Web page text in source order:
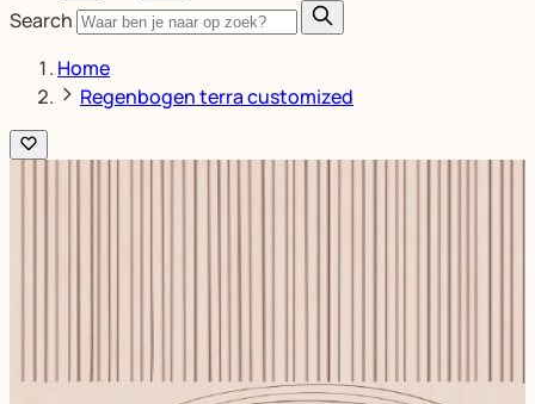
Search
Home
Regenbogen terra customized